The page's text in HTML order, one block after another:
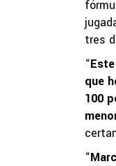
tres
“
que
100
“